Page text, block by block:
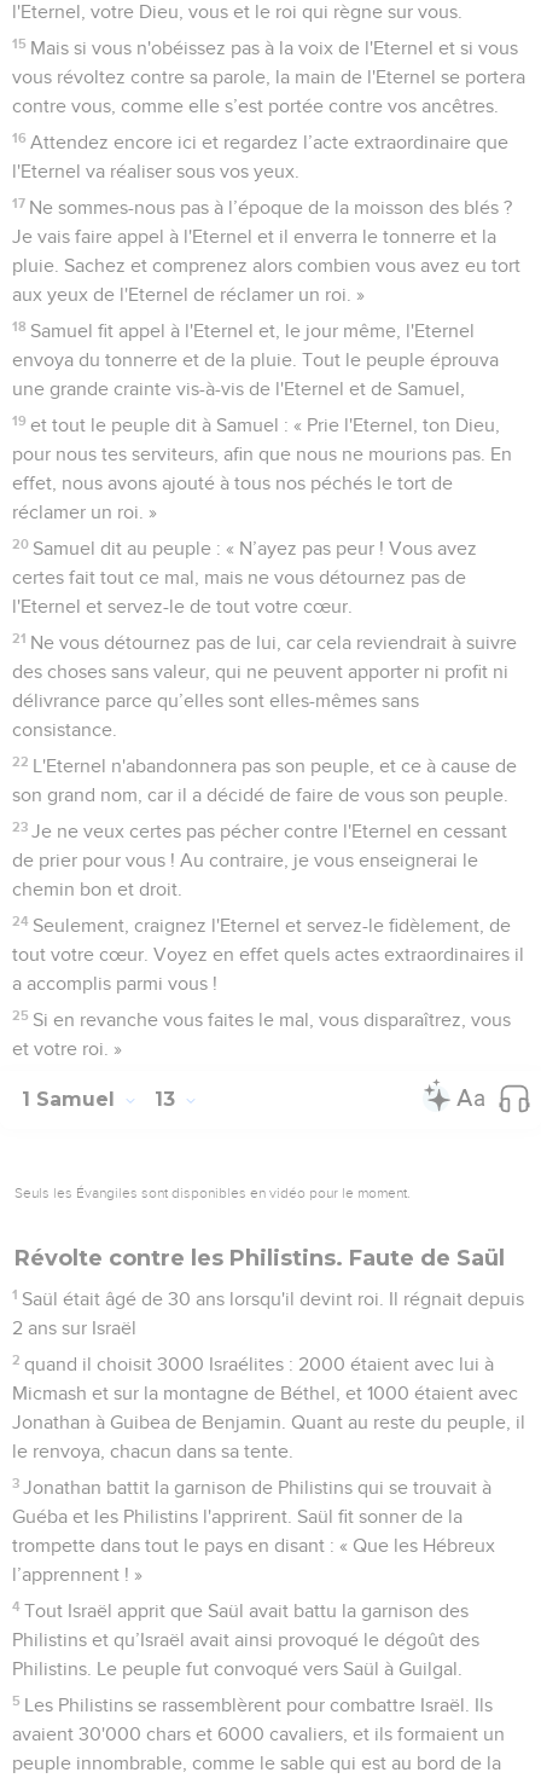
l'Eternel, votre Dieu, vous et le roi qui règne sur vous.
15 Mais si vous n'obéissez pas à la voix de l'Eternel et si vous
vous révoltez contre sa parole, la main de l'Eternel se portera
contre vous, comme elle s’est portée contre vos ancêtres.
16 Attendez encore ici et regardez l’acte extraordinaire que
l'Eternel va réaliser sous vos yeux.
17 Ne sommes-nous pas à l’époque de la moisson des blés ?
Je vais faire appel à l'Eternel et il enverra le tonnerre et la
pluie. Sachez et comprenez alors combien vous avez eu tort
aux yeux de l'Eternel de réclamer un roi. »
18 Samuel fit appel à l'Eternel et, le jour même, l'Eternel
envoya du tonnerre et de la pluie. Tout le peuple éprouva
une grande crainte vis-à-vis de l'Eternel et de Samuel,
19 et tout le peuple dit à Samuel : « Prie l'Eternel, ton Dieu,
pour nous tes serviteurs, afin que nous ne mourions pas. En
effet, nous avons ajouté à tous nos péchés le tort de
réclamer un roi. »
20 Samuel dit au peuple : « N’ayez pas peur ! Vous avez
certes fait tout ce mal, mais ne vous détournez pas de
l'Eternel et servez-le de tout votre cœur.
21 Ne vous détournez pas de lui, car cela reviendrait à suivre
des choses sans valeur, qui ne peuvent apporter ni profit ni
délivrance parce qu’elles sont elles-mêmes sans
consistance.
22 L'Eternel n'abandonnera pas son peuple, et ce à cause de
son grand nom, car il a décidé de faire de vous son peuple.
23 Je ne veux certes pas pécher contre l'Eternel en cessant
de prier pour vous ! Au contraire, je vous enseignerai le
chemin bon et droit.
24 Seulement, craignez l'Eternel et servez-le fidèlement, de
tout votre cœur. Voyez en effet quels actes extraordinaires il
a accomplis parmi vous !
25 Si en revanche vous faites le mal, vous disparaîtrez, vous
et votre roi. »
1 Samuel 13
Seuls les Évangiles sont disponibles en vidéo pour le moment.
Révolte contre les Philistins. Faute de Saül
1 Saül était âgé de 30 ans lorsqu'il devint roi. Il régnait depuis
2 ans sur Israël
2 quand il choisit 3000 Israélites : 2000 étaient avec lui à
Micmash et sur la montagne de Béthel, et 1000 étaient avec
Jonathan à Guibea de Benjamin. Quant au reste du peuple, il
le renvoya, chacun dans sa tente.
3 Jonathan battit la garnison de Philistins qui se trouvait à
Guéba et les Philistins l'apprirent. Saül fit sonner de la
trompette dans tout le pays en disant : « Que les Hébreux
l’apprennent ! »
4 Tout Israël apprit que Saül avait battu la garnison des
Philistins et qu’Israël avait ainsi provoqué le dégoût des
Philistins. Le peuple fut convoqué vers Saül à Guilgal.
5 Les Philistins se rassemblèrent pour combattre Israël. Ils
avaient 30'000 chars et 6000 cavaliers, et ils formaient un
peuple innombrable, comme le sable qui est au bord de la